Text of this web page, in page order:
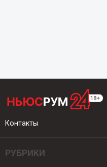
Контакты
РУБРИКИ